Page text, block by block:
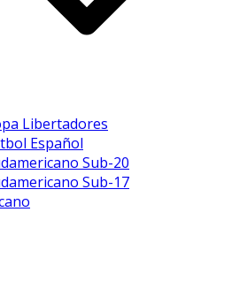
Libertadores
Español
Sub-20
Sub-17